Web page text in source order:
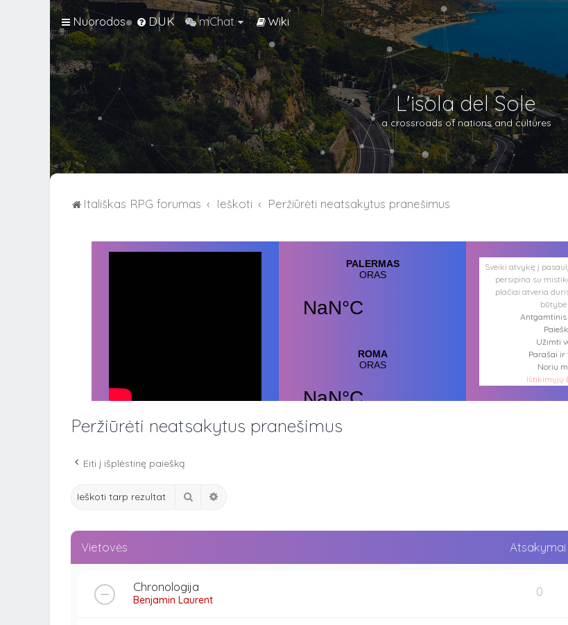
Nuorodos DUK mChat Wiki
L'isola del Sole
a crossroads of nations and cultures
Itališkas RPG forumas Ieškoti Peržiūrėti neatsakytus pranešimus
Sveiki atvykę į
persipina su
plačiai atveria
Užimti
Parašai ir
Noriu
Ištikimųjų
Peržiūrėti neatsakytus pranešimus
Eiti į išplėstinę paiešką
Ieškoti
Vietovės Atsakymai
Chronologija
Benjamin Laurent
0